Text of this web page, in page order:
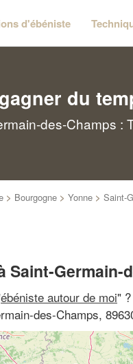
d'ébéniste
du
des-Champs :
> Bourgogne > Yonne > Saint-
Saint-Germain-
ébéniste autour de moi"
des-Champs,